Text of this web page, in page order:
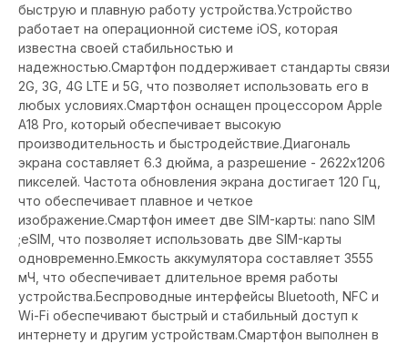
быструю и плавную работу устройства.Устройство
работает на операционной системе iOS, которая
известна своей стабильностью и
надежностью.Смартфон поддерживает стандарты связи
2G, 3G, 4G LTE и 5G, что позволяет использовать его в
любых условиях.Смартфон оснащен процессором Apple
A18 Pro, который обеспечивает высокую
производительность и быстродействие.Диагональ
экрана составляет 6.3 дюйма, а разрешение - 2622x1206
пикселей. Частота обновления экрана достигает 120 Гц,
что обеспечивает плавное и четкое
изображение.Смартфон имеет две SIM-карты: nano SIМ
;eSIM, что позволяет использовать две SIM-карты
одновременно.Емкость аккумулятора составляет 3555
мЧ, что обеспечивает длительное время работы
устройства.Беспроводные интерфейсы Bluetooth, NFC и
Wi-Fi обеспечивают быстрый и стабильный доступ к
интернету и другим устройствам.Смартфон выполнен в